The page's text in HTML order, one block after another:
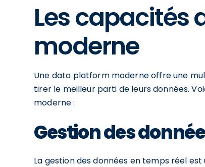
Les capacités
moderne
Une data platform moderne offre une
tirer le meilleur parti de leurs données.
moderne :
Gestion des
La gestion des données en temps réel